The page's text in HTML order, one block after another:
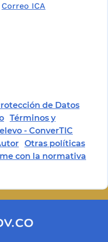
Correo ICA
de Datos
Términos y
- ConverTIC
Otras políticas
con la normativa